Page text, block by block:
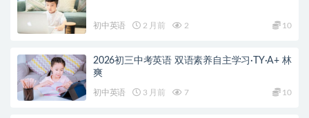
初中英语 2 月前 2 10
2026初三中考英语 双语素养自主学习·TY·A+ 林
爽
初中英语 3 月前 7 10